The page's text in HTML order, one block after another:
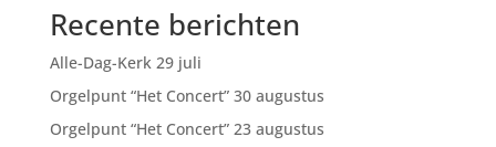
Recente berichten
Alle-Dag-Kerk 29 juli
Orgelpunt “Het Concert” 30 augustus
Orgelpunt “Het Concert” 23 augustus